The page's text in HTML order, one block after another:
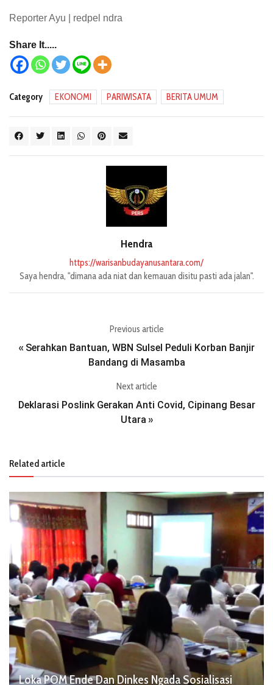
Reporter Ayu | redpel ndra
Share It.....
Category EKONOMI PARIWISATA BERITA UMUM
Hendra
https://warisanbudayanusantara.com/
Saya hendra, "dimana ada niat dan kemauan disitu pasti ada jalan".
Previous article
« Serahkan Bantuan, WBN Sulsel Peduli Korban Banjir
Bandang di Masamba
Next article
Deklarasi Poslink Gerakan Anti Covid, Cipinang Besar
Utara »
Related article
Loka POM Ende Dan Dinkes Ngada Sosialisasi